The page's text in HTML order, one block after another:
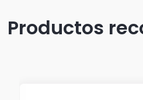
Productos